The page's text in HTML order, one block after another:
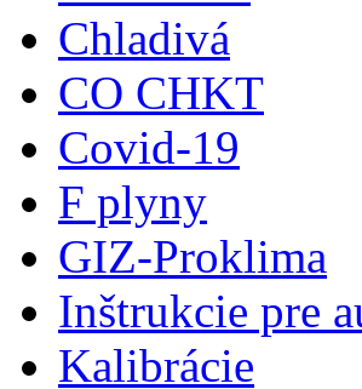
Chladivá
CO CHKT
Covid-19
F plyny
GIZ-Proklima
Inštrukcie pre
Kalibrácie